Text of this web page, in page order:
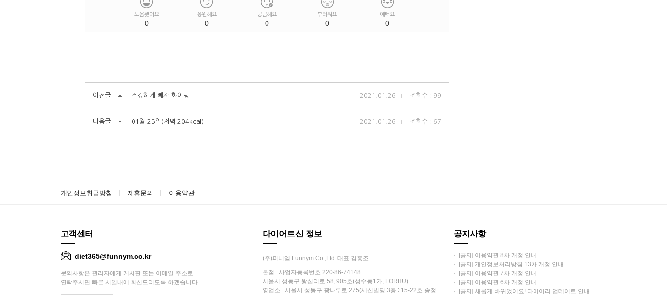
도움됐어요
0
응원해요
0
궁금해요
0
부러워요
0
예뻐요
0
이전글 건강하게 빼자 화이팅 2021.01.26 조회수 : 99
다음글 01월 25일(저녁 204kcal) 2021.01.26 조회수 : 67
개인정보취급방침 제휴문의 이용약관
고객센터
diet365@funnym.co.kr
문의사항은 관리자에게 게시판 또는 이메일 주소로
연락주시면 빠른 시일내에 회신드리도록 하겠습니다.
다이어트신 정보
(주)퍼니엠 Funnym Co.,Ltd. 대표 김흥조
본점 : 사업자등록번호 220-86-74148
서울시 성동구 왕십리로 58, 905호(성수동1가, FORHU)
영업소 : 서울시 성동구 광나루로 275(세신빌딩 3층 315-22호 송정
공지사항
· [공지] 이용약관 8차 개정 안내
· [공지] 개인정보처리방침 13차 개정 안내
· [공지] 이용약관 7차 개정 안내
· [공지] 이용약관 6차 개정 안내
· [공지] 새롭게 바뀌었어요! 다이어리 업데이트 안내